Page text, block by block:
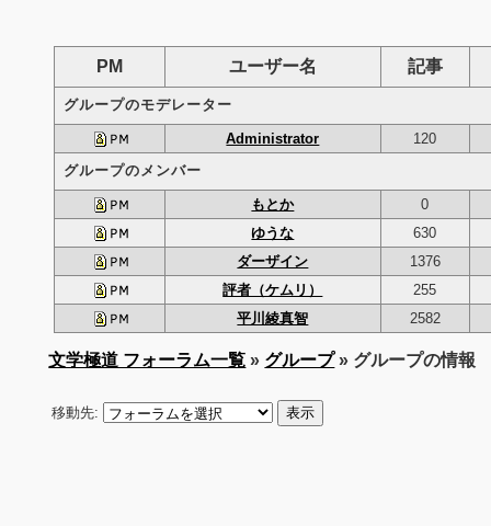
PM ユーザー名 記事
グループのモデレーター
Administrator
120
グループのメンバー
もとか
0
ゆうな
630
ダーザイン
1376
評者（ケムリ）
255
平川綾真智
2582
文学極道 フォーラム一覧 » グループ» グループの情報
移動先: